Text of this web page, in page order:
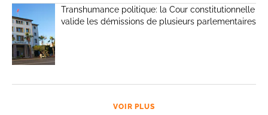
Transhumance politique: la Cour constitutionnelle
valide les démissions de plusieurs parlementaires
VOIR PLUS